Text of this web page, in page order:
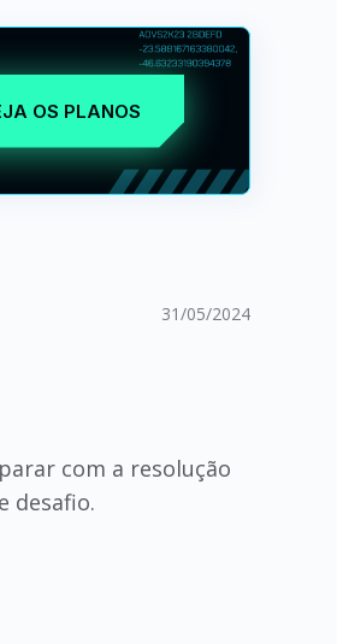
OS PLANOS
31/05/2024
com a resolução
desafio.